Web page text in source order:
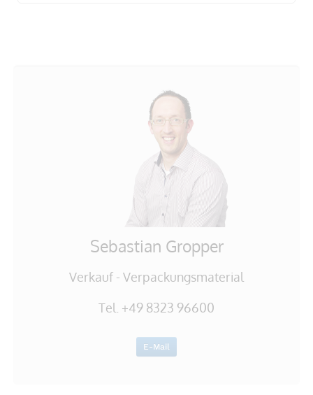
Sebastian Gropper
Verkauf - Verpackungsmaterial
Tel. +49 8323 96600
E-Mail